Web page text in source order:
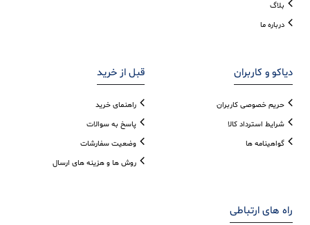
بلاگ
درباره ما
قبل از خرید
راهنمای خرید
پاسخ به سوالات
وضعیت سفارشات
روش ها و هزینه های ارسال
دیاکو و کاربران
حریم خصوصی کاربران
شرایط استرداد کالا
گواهینامه ها
راه های ارتباطی